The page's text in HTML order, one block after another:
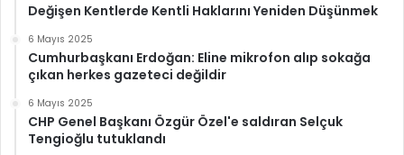
Değişen Kentlerde Kentli Haklarını Yeniden Düşünmek
6 Mayıs 2025
Cumhurbaşkanı Erdoğan: Eline mikrofon alıp sokağa
çıkan herkes gazeteci değildir
6 Mayıs 2025
CHP Genel Başkanı Özgür Özel'e saldıran Selçuk
Tengioğlu tutuklandı